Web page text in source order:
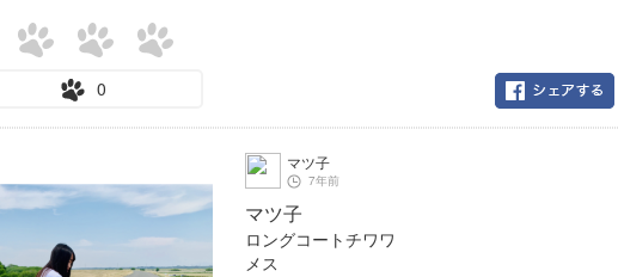
0
マツ子
7年前
マツ子
ロングコートチワワ
メス